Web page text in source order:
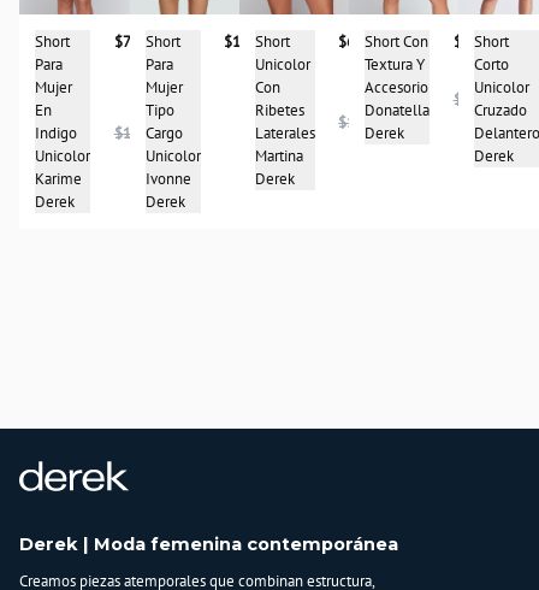
Short
Para
Mujer
En
Indigo
Unicolor
Karime
Derek
$73.950
$147.900
Short
Para
Mujer
Tipo
Cargo
Unicolor
Ivonne
Derek
$167.900
Short
Unicolor
Con
Ribetes
Laterales
Martina
Derek
$68.950
$137.900
Short Con
Textura Y
Accesorio
Donatella
Derek
$98.950
$196.950
Short
Corto
Unicolor
Cruzado
Derek
Derek | Moda femenina contemporánea
Creamos piezas atemporales que combinan estructura,